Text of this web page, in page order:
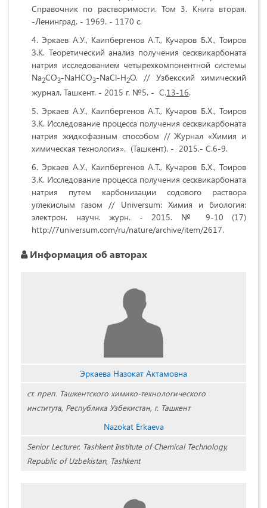
Справочник по растворимости. Том 3. Книга вторая.
-Ленинград. - 1969. - 1170 с.
Эркаев А.У., Каипбергенов А.Т., Кучаров Б.Х., Тоиров
З.К. Теоретический анализ получения сесквикарбоната
натрия исследованием четырехкомпонентной системы
Na2CO3-NaHCO3-NaCl-H2O. // Узбекский химический
журнал. Ташкент. - 2015 г. №5. - С.13-16.
Эркаев А.У., Каипбергенов А.Т., Кучаров Б.Х., Тоиров
З.К. Исследование процесса получения сесквикарбоната
натрия жидкофазным способом //Журнал «Химия и
химическая технология». (Ташкент). - 2015.- С.6-9.
Эркаев А.У., Каипбергенов А.Т., Кучаров Б.Х., Тоиров
З.К. Исследование процесса получения сесквикарбоната
натрия путем карбонизации содового раствора
углекислым газом // Universum: Химия и биология:
электрон. научн. журн. - 2015. № 9-10 (17)
http://7universum.com/ru/nature/archive/item/2617.
Информация об авторах
Эркаева Назокат Актамовна
ст. преп. Ташкентского химико-технологического
института, Республика Узбекистан, г. Ташкент
Nazokat Erkaeva
Senior Lecturer, Tashkent Institute of Chemical Technology,
Republic of Uzbekistan, Tashkent